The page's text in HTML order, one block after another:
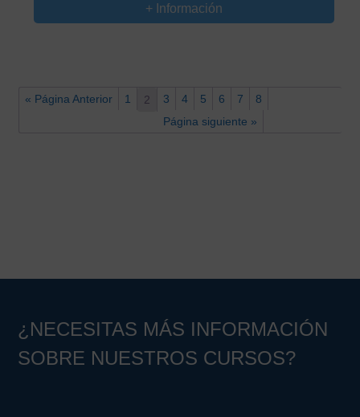
66,00€.25,00€.
+ Información
« Página Anterior 1 2 3 4 5 6 7
8
Página siguiente »
¿NECESITAS MÁS INFORMACIÓN
SOBRE NUESTROS CURSOS?